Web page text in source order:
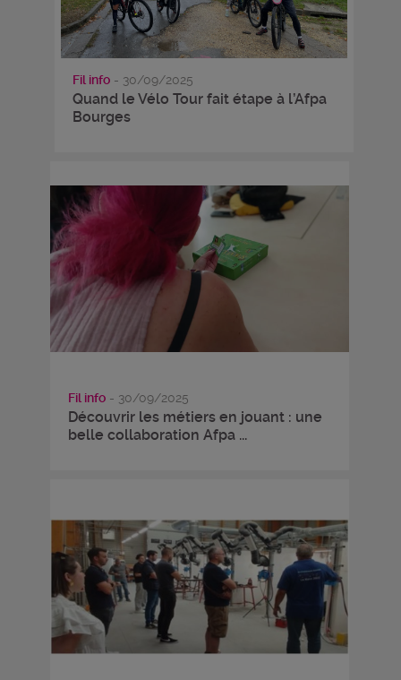
Fil info - 30/09/2025
Quand le Vélo Tour fait étape à l’Afpa
Bourges
Fil info - 30/09/2025
Découvrir les métiers en jouant : une
belle collaboration Afpa ...